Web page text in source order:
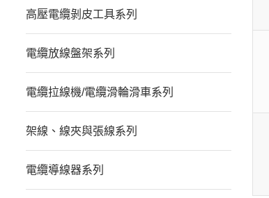
高壓電纜剝皮工具系列
電纜放線盤架系列
電纜拉線機/電纜滑輪滑車系列
架線、線夾與張線系列
電纜導線器系列